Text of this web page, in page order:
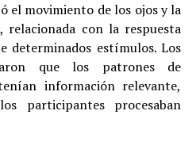
el movimiento de los ojos y la
relacionada con la respuesta
determinados estímulos. Los
que los patrones de
información relevante,
participantes procesaban